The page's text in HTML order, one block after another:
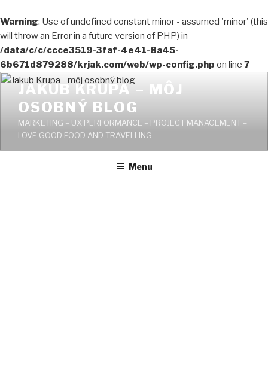
Warning: Use of undefined constant minor - assumed 'minor' (this
will throw an Error in a future version of PHP) in
/data/c/c/ccce3519-3faf-4e41-8a45-
6b671d879288/krjak.com/web/wp-config.php on line 7
Prejsť
obsah
JAKUB KRUPA – MÔJ
OSOBNÝ BLOG
MARKETING – UX PERFORMANCE – PROJECT MANAGEMENT –
LOVE GOOD FOOD AND TRAVELLING
Menu